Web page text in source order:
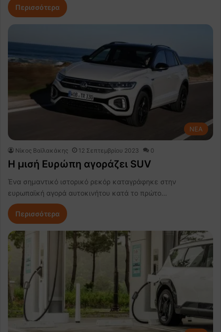
Περισσότερα
NEA
Νίκος Βαϊλακάκης 12 Σεπτεμβρίου 2023 0
Η μισή Ευρώπη αγοράζει SUV
Ένα σημαντικό ιστορικό ρεκόρ καταγράφηκε στην
ευρωπαϊκή αγορά αυτοκινήτου κατά το πρώτο…
Περισσότερα